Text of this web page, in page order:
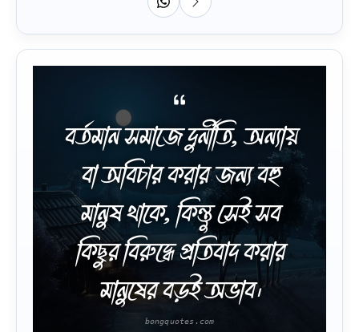
বর্তমান সমাজে দুর্নীতি, অন্যায়
বা অবিচার করার জন্য বহু
মানুষ থাকে, কিন্তু সেই সব
কিছুর বিরুদ্ধে প্রতিবাদ করার
মানুষের বড়ই অভাব।